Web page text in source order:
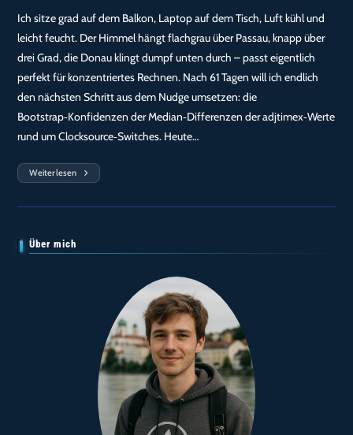
Ich sitze grad auf dem Balkon, Laptop auf dem Tisch, Luft kühl und
leicht feucht. Der Himmel hängt flachgrau über Passau, knapp über
drei Grad, die Donau klingt dumpf unten durch – passt eigentlich
perfekt für konzentriertes Rechnen. Nach 61 Tagen will ich endlich
den nächsten Schritt aus dem Nudge umsetzen: die
Bootstrap‑Konfidenzen der Median‑Differenzen der adjtimex‑Werte
rund um Clocksource‑Switches. Heute…
Weiterlesen
Tag
15:36 Uhr:
Um
Clocksource‑Switches
Über mich